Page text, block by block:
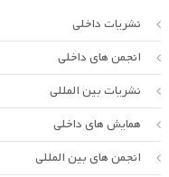
نشریات داخلی
انجمن های داخلی
نشریات بین المللی
همایش های داخلی
انجمن های بین المللی